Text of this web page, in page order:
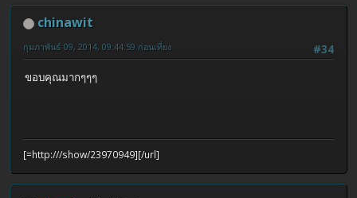
chinawit
#34
กุมภาพันธ์ 09, 2014, 09:44:59 ก่อนเที่ยง
ขอบคุณมากๆๆๆ
[=http:///show/23970949][/url]